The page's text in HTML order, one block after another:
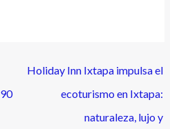
Holiday Inn Ixtapa impulsa el
ecoturismo en Ixtapa:
naturaleza, lujo y